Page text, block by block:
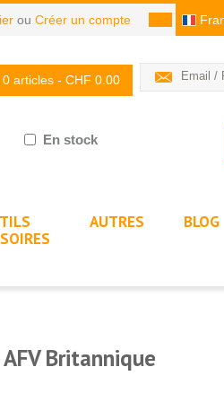
ou Créer un compte
Email /
0 articles - CHF 0.00
En stock
AUTRES BLOG
Britannique